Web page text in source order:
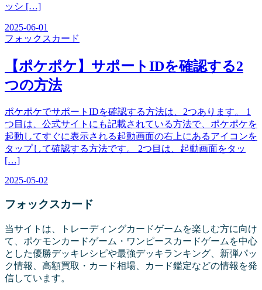
ッシ […]
2025-06-01
フォックス カード
【ポケポケ】サポートIDを確認する2
つの方法
ポケポケでサポートIDを確認する方法は、2つあります。 1
つ目は、公式サイトにも記載されている方法で、ポケポケを
起動してすぐに表示される起動画面の右上にあるアイコンを
タップして確認する方法です。 2つ目は、起動画面をタッ
[…]
2025-05-02
フォックスカード
当サイトは、トレーディングカードゲームを楽しむ方に向け
て、ポケモンカードゲーム・ワンピースカードゲームを中心
とした優勝デッキレシピや最強デッキランキング、新弾パッ
ク情報、高額買取・カード相場、カード鑑定などの情報を発
信しています。